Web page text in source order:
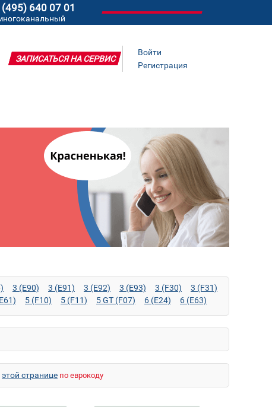
640 07 01
Войти
Регистрация
ЗАПИСАТЬСЯ НА СЕРВИС
3 (E90) 3 (E91) 3 (E92) 3 (E93) 3 (F30)
3 (F31)
5 (F10) 5 (F11) 5 GT (F07) 6 (E24)
6 (E63)
Z3 (E36) Z4 (E86) Z4 M (E86)
этой странице по еврокоду